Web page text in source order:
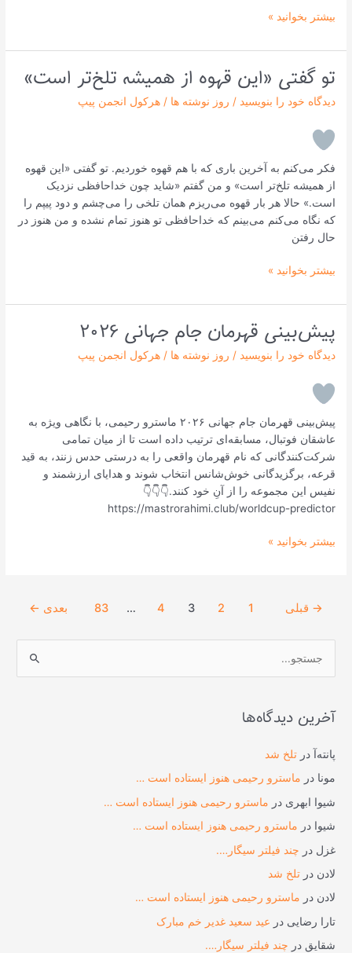
بیشتر بخوانید »
تو گفتی «این قهوه از همیشه تلخ‌تر است»
دیدگاه‌ خود را بنویسید / روز نوشته ها /هرکول انجمن پیپ
فکر می‌کنم به آخرین باری که با هم قهوه خوردیم. تو گفتی «این قهوه
از همیشه تلخ‌تر است» و من گفتم «شاید چون خداحافظی نزدیک
است.» حالا هر بار قهوه می‌ریزم همان تلخی را می‌چشم و دود پیپم را
که نگاه می‌کنم می‌بینم که خداحافظی تو هنوز تمام نشده و من هنوز در
حال رفتن
تو
گفتی
«این
قهوه
از
همیشه
تلخ‌تر
است»
بیشتر بخوانید »
پیش‌بینی قهرمان جام جهانی ۲۰۲۶
دیدگاه‌ خود را بنویسید / روز نوشته ها /هرکول انجمن پیپ
پیش‌بینی قهرمان جام جهانی ۲۰۲۶ ماسترو رحیمی، با نگاهی ویژه به
عاشقان فوتبال، مسابقه‌ای ترتیب داده است تا از میان تمامی
شرکت‌کنندگانی که نام قهرمان واقعی را به درستی حدس زنند، به قید
قرعه، برگزیدگانی خوش‌شانس انتخاب شوند و هدایای ارزشمند و
نفیس این مجموعه را از آنِ خود کنند.👇👇👇
https://mastrorahimi.club/worldcup-predictor
پیش‌بینی
قهرمان
جام
جهانی
۲۰۲۶
بیشتر بخوانید »
→ قبلی 1
2
3
4
…
83 بعدی ←
ج
ا
ی
:
آخرین دیدگاه‌ها
پانته‌آ درتلخ شد
مونا در ماسترو رحیمی هنوز ایستاده است …
شیوا ابهری در ماسترو رحیمی هنوز ایستاده است …
شیوا در ماسترو رحیمی هنوز ایستاده است …
غزل در چند فیلتر سیگار….
لادن درتلخ شد
لادن در ماسترو رحیمی هنوز ایستاده است …
تارا رضایی در عید سعید غدیر خم مبارک
شقایق در چند فیلتر سیگار….